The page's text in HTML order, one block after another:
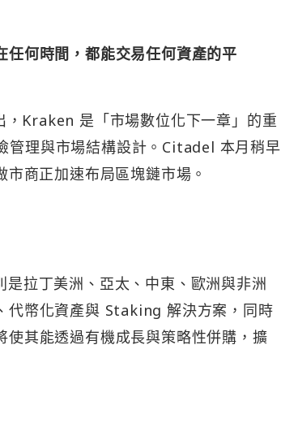
任何時間，都能交易任何資產的平
Kraken 是「市場數位化下一章」的重
管理與市場結構設計。Citadel 本月稍早
商正加速布局區塊鏈市場。
拉丁美洲、亞太、中東、歐洲與非洲
代幣化資產與 Staking 解決方案，同時
其能透過有機成長與策略性併購，擴